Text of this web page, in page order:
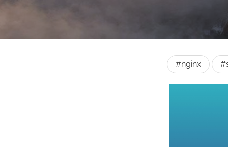
#nginx